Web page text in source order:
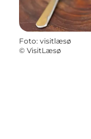
Foto: visitlæsø
© VisitLæsø